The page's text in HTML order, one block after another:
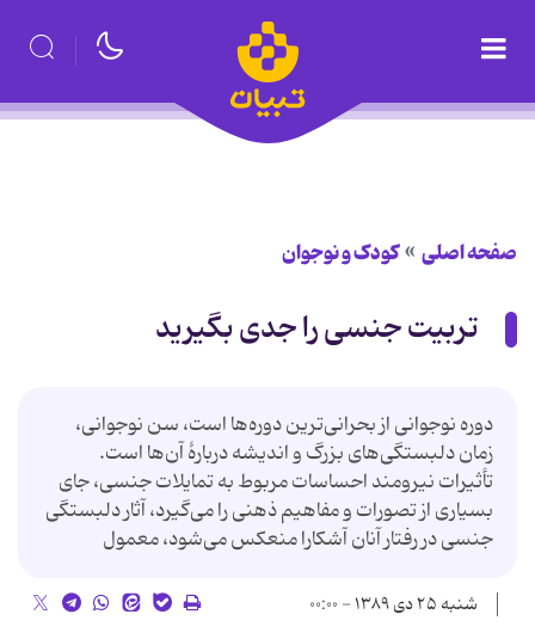
صفحه اصلی کودک و نوجوان
تربیت جنسی را جدی بگیرید
دوره نوجوانی از بحرانی‌ترین دوره‌ها است، سن نوجوانی،
زمان دلبستگی‌های بزرگ و اندیشه دربارۀ آن‌ها است.
تأثیرات نیرومند احساسات مربوط به تمایلات جنسی، جای
بسیاری از تصورات و مفاهیم ذهنی را می‌گیرد، آثار دلبستگی
جنسی در رفتار آنان آشکارا منعکس می‌شود، معمول
شنبه ۲۵ دی ۱۳۸۹ - ۰۰:۰۰